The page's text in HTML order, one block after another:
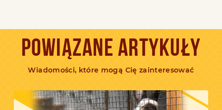
POWIĄZANE ARTYKUŁY
Wiadomości, które mogą Cię zainteresować